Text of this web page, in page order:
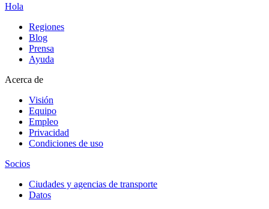
Hola
Regiones
Blog
Prensa
Ayuda
Acerca de
Visión
Equipo
Empleo
Privacidad
Condiciones de uso
Socios
Ciudades y agencias de transporte
Datos